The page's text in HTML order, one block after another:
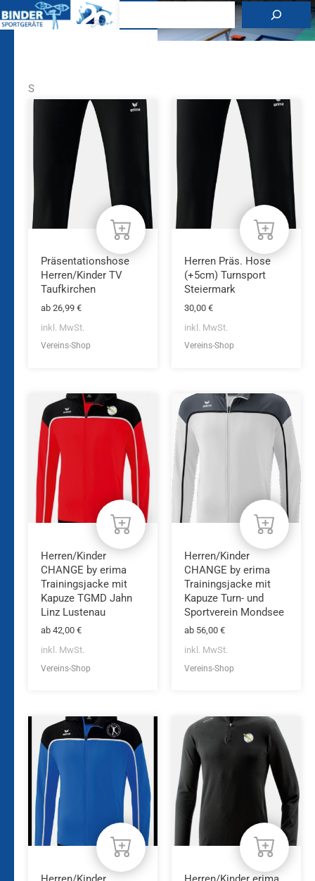
Inhalt
S
mehrere
Varianten
Optionen
können
auf
Produktseite
gewählt
werden
Präsentationshose
Herren/Kinder TV
Taufkirchen
ab 26,99 €
inkl. MwSt.
Vereins-Shop
mehrere
Varianten
Optionen
können
auf
Produktseite
gewählt
werden
Herren Präs. Hose
(+5cm) Turnsport
Steiermark
30,00 €
inkl. MwSt.
Vereins-Shop
Dieses
Produkt
weist
mehrere
Varianten
auf.
Die
Optionen
können
auf
Produktseite
gewählt
werden
Herren/Kinder
CHANGE by erima
Trainingsjacke mit
Kapuze TGMD Jahn
Linz Lustenau
ab 42,00 €
inkl. MwSt.
Vereins-Shop
Dieses
Produkt
weist
mehrere
Varianten
auf.
Die
Optionen
können
auf
Produktseite
gewählt
werden
Herren/Kinder
CHANGE by erima
Trainingsjacke mit
Kapuze Turn- und
Sportverein Mondsee
ab 56,00 €
inkl. MwSt.
Vereins-Shop
Dieses
Produkt
weist
mehrere
Varianten
auf.
Die
Optionen
können
auf
Produktseite
Dieses
Produkt
weist
mehrere
Varianten
auf.
Die
Optionen
können
auf
Produktseite